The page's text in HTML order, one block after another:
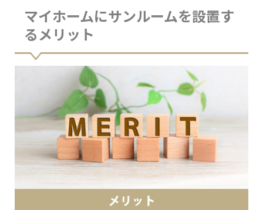
マイホームにサンルームを設置す
るメリット